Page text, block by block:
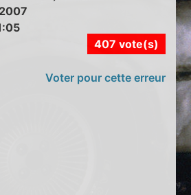
407 vote(s)
Voter pour cette erreur